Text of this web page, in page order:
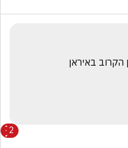
2